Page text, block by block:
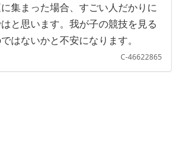
集まった場合、すごい人だかりに
と思います。我が子の競技を見る
はないかと不安になります。
C-46622865